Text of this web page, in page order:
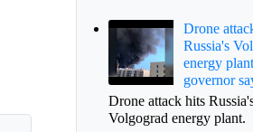
Drone
Russia's
energy
governor
Drone attack hits
Volgograd energy plant.